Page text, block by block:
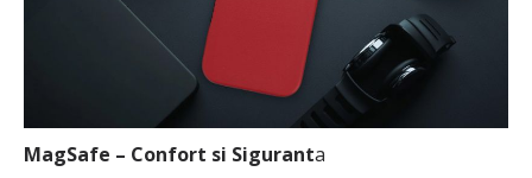
MagSafe – Confort si Siguranta